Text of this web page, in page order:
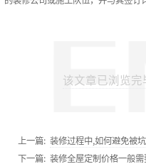
该文章已浏览
上一篇: 装修过程中,如何避免被坑
下一篇: 装修全屋定制价格一般需